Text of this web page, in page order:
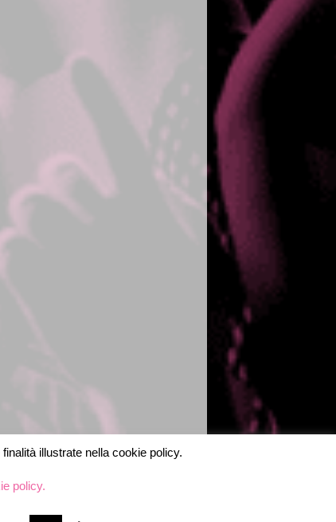
illustrate nella cookie policy.
policy.